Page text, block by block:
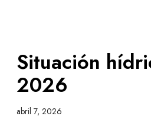
Situación
2026
abril 7, 2026